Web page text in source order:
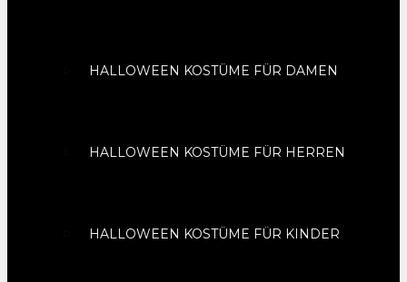
HALLOWEEN KOSTÜME FÜR DAMEN
HALLOWEEN KOSTÜME FÜR HERREN
HALLOWEEN KOSTÜME FÜR KINDER